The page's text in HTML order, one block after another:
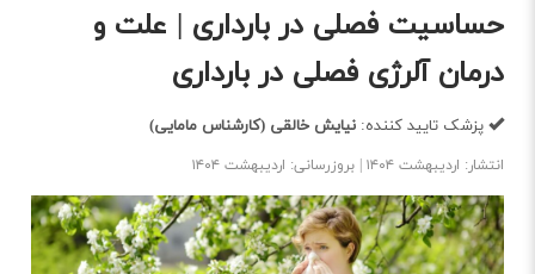
حساسیت فصلی در بارداری | علت و
درمان آلرژی فصلی در بارداری
پزشک تایید کننده:نیایش خالقی(کارشناس مامایی)
انتشار: اردیبهشت ۱۴۰۴ | بروزرسانی: اردیبهشت ۱۴۰۴